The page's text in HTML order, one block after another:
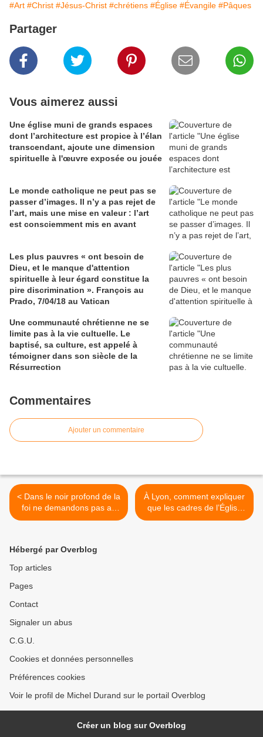
#Art #Christ #Jésus-Christ #chrétiens #Église #Évangile #Pâques
Partager
Vous aimerez aussi
Une église muni de grands espaces
dont l’architecture est propice à l’élan
transcendant, ajoute une dimension
spirituelle à l'œuvre exposée ou jouée
Le monde catholique ne peut pas se
passer d’images. Il n’y a pas rejet de
l’art, mais une mise en valeur : l’art
est consciemment mis en avant
Les plus pauvres « ont besoin de
Dieu, et le manque d'attention
spirituelle à leur égard constitue la
pire discrimination ». François au
Prado, 7/04/18 au Vatican
Une communauté chrétienne ne se
limite pas à la vie cultuelle. Le
baptisé, sa culture, est appelé à
témoigner dans son siècle de la
Résurrection
Commentaires
Ajouter un commentaire
< Dans le noir profond de la
foi ne demandons pas au
Seigneur de comprendre ce
communier
À Lyon, comment expliquer
que les cadres de l’Église
manifestent peu intérêt
Hébergé par Overblog
Top articles
Pages
Contact
Signaler un abus
C.G.U.
Cookies et données personnelles
Préférences cookies
Voir le profil de Michel Durand sur le portail Overblog
Créer un blog sur Overblog